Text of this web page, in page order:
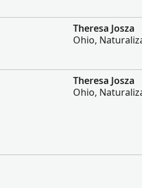
Theresa Josza
Ohio,
Theresa Josza
Ohio,